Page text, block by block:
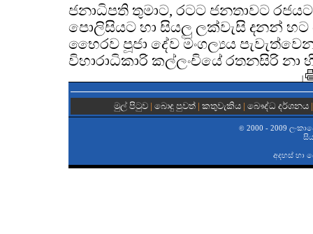
ජනාධිපති තුමාට, රටට ජනතාවට රජයට
පොලිසියට හා සියලු ලක්වැසි දනන් හට
භෛරව පූජා දේව මංගල්‍යය
විහාරාධිකාරි කල්ලංචියේ රතනසිරි නා
|
මුල් පිටුව | බොදු පුවත්| කතුවැකිය| බෞද්ධ දර්ශනය
©2000 - 2009
අදහස් හා